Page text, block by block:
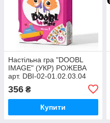
Настільна гра "DOOBL
IMAGE" (УКР) РОЖЕВА
арт. DBI-02-01.02.03.04
356 ₴
Купити